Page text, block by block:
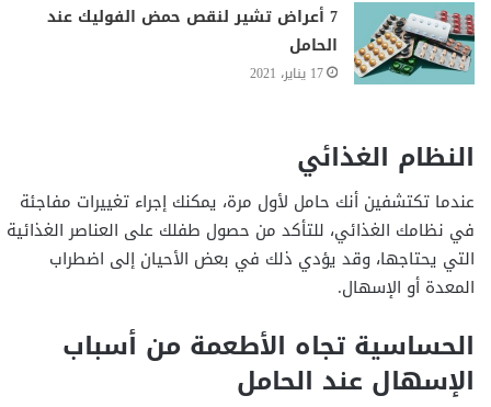
7 أعراض تشير لنقص حمض الفوليك عند
الحامل
17 يناير، 2021
النظام الغذائي
عندما تكتشفين أنك حامل لأول مرة، يمكنك إجراء تغييرات مفاجئة
في نظامك الغذائي، للتأكد من حصول طفلك على العناصر الغذائية
التي يحتاجها، وقد يؤدي ذلك في بعض الأحيان إلى اضطراب
المعدة أو الإسهال.
الحساسية تجاه الأطعمة من أسباب
الإسهال عند الحامل